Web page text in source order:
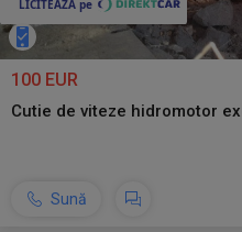
100 EUR
Cutie de viteze hidromotor
Sună